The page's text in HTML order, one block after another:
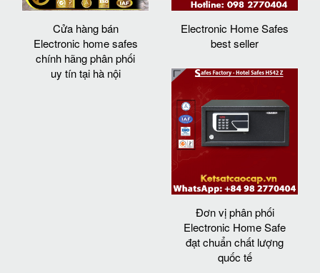
Cửa hàng bán
Electronic home safes
chính hãng phân phối
uy tín tại hà nội
Electronic Home Safes
best seller
Đơn vị phân phối
Electronic Home Safe
đạt chuẩn chất lượng
quốc tế